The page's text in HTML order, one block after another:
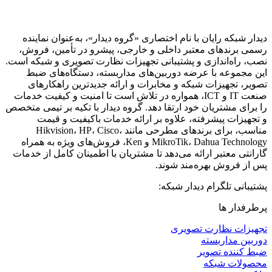
دیدار شبکه رایان با نام اختصاری «گروه دیدار»، به‌عنوان نماینده
رسمی برندهای معتبر داخلی و خارجی، پیشرو در تأمین، فروش،
نصب، راه‌اندازی و پشتیبانی تجهیزات نظارت تصویری و شبکه است.
این مجموعه با عرضه دوربین‌های مداربسته، دستگاه‌های ضبط
تصویر، تجهیزات شبکه و مخابرات و ارائه جدیدترین راهکارهای
صنعت IT و ICT، همواره در تلاش است تا امنیت و کیفیت خدمات
را برای مشتریان خود ارتقا دهد. گروه دیدار با تکیه بر تیمی متخصص
و تجهیزات پیشرفته، علاوه بر ارائه خدمات باکیفیت و قیمت
مناسب، برای برندهای مطرحی مانند Hikvision، HP، Cisco،
MikroTik، Dahua Technology و Ken، فروش‌های ویژه به همراه
گارانتی معتبر ارائه می‌دهد تا مشتریان با اطمینان کامل از خدمات
پس از فروش بهره‌مند شوند.
پشتیبانی تلگرام دیدار شبکه:
پرطرفدار ها
تجهیزات نظارت تصویری
دوربین مداربسته
ضبط کننده تصویر
محصولات شبکه